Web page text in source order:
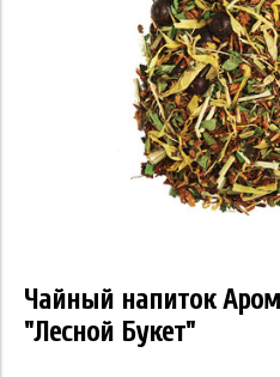
Чайный напиток
"Лесной Букет"